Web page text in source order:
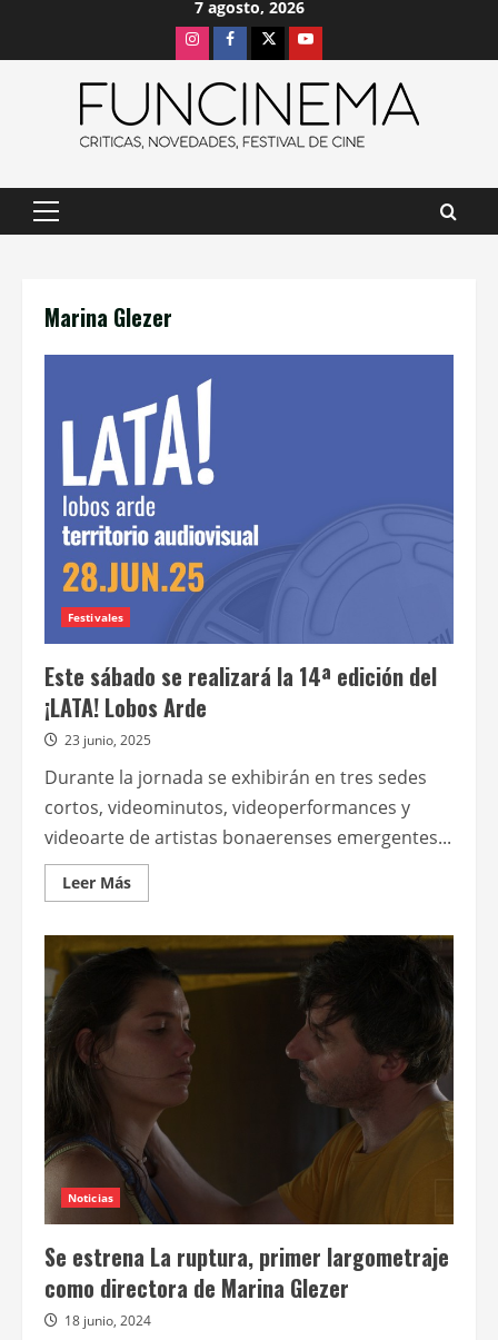
7 agosto, 2026
InstagramFacebook
X Youtube
Menú
Marina Glezer
Festivales
Este sábado se realizará la 14ª edición del
¡LATA! Lobos Arde
23 junio, 2025
Durante la jornada se exhibirán en tres sedes
cortos, videominutos, videoperformances y
videoarte de artistas bonaerenses emergentes...
Leer MásLeer
más
Este
sábado
se
realizará
la
14ª
edición
¡LATA!
Lobos
Noticias
Se estrena La ruptura, primer largometraje
como directora de Marina Glezer
18 junio, 2024